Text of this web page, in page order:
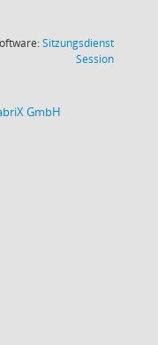
Sitzungsdienst
Session(Wird in
GmbH